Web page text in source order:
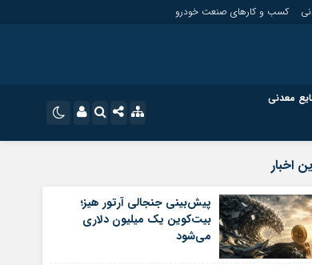
کسب و کارهای صنعت خودرو
معدنی
سروش
ایتا
خودرو کسب و کارهای گردشگری و هنر
و هنر معدن و ورزش
اخبار
پیش‌بینی جنجالی آرتور هیز؛
بیت‌کوین یک میلیون دلاری
می‌شود